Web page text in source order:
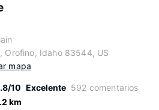
Orofino, Idaho 83544, US
mapa
10 Excelente 592 comentarios
km